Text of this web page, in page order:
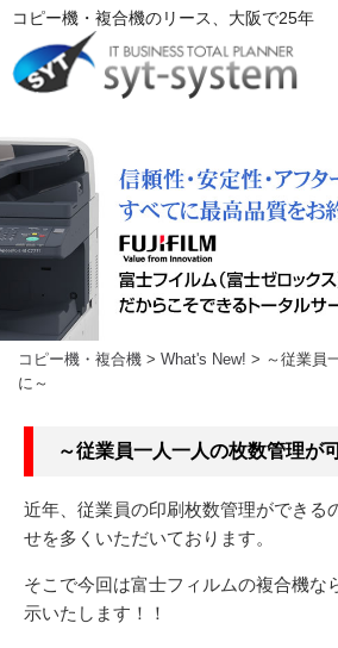
コ
テ
へ
ス
キ
ッ
コピー機・複合機のリース 、大阪で25年
コピー機・複合機 > What's New! > ～従業員
に～
～従業員一人一人の枚数管理が
近年、従業員の印刷枚数管理ができる
せを多くいただいております。
そこで今回は富士フィルムの複合機な
示いたします！！